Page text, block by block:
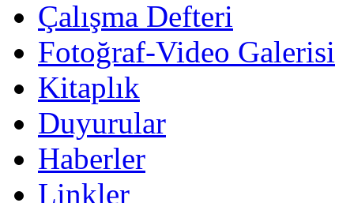
Çalışma Defteri
Fotoğraf-Video Galerisi
Kitaplık
Duyurular
Haberler
Linkler